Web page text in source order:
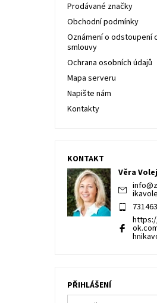
Prodávané značky
Obchodní podmínky
Oznámení o odstoupení
smlouvy
Ochrana osobních údajů
Mapa serveru
Napište nám
Kontakty
KONTAKT
Věra
info@
PŘIHLÁŠENÍ